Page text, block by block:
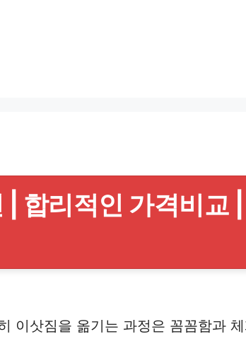
합리적인 가격비교
이삿짐을 옮기는 과정은 꼼꼼함과